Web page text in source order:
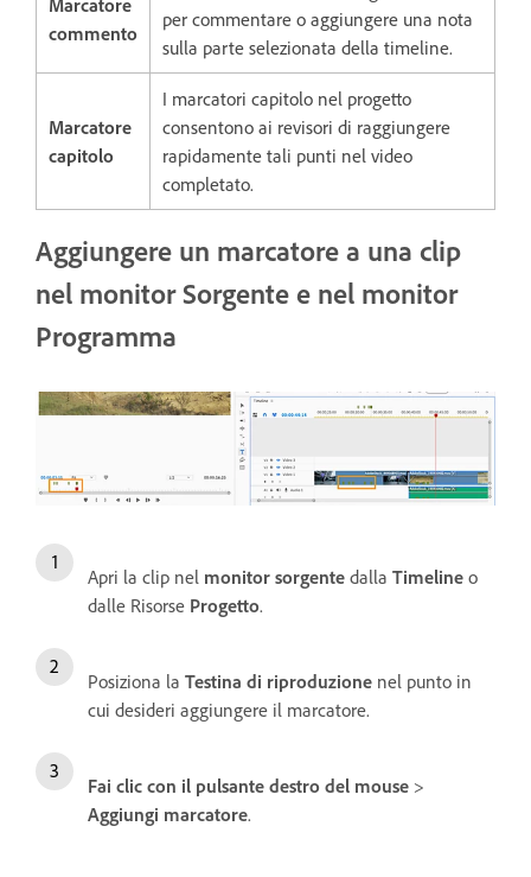
commento
per commentare o aggiungere una nota
sulla parte selezionata della timeline.
Marcatore
capitolo
I marcatori capitolo nel progetto
consentono ai revisori di raggiungere
rapidamente tali punti nel video
completato.
Aggiungere un marcatore a una clip
nel monitor Sorgente e nel monitor
Programma
Apri la clip nel monitor sorgente dalla Timeline o
dalle Risorse Progetto.
Posiziona la Testina di riproduzione nel punto in
cui desideri aggiungere il marcatore.
Fai clic con il pulsante destro del mouse >
Aggiungi marcatore.